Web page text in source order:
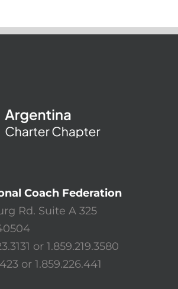
Coach Federation
Rd. Suite A 325
or 1.859.219.3580
or 1.859.226.441